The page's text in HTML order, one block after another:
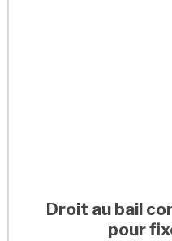
Droit au bail
pour